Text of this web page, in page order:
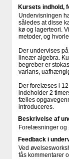
Kursets indhold,
Undervisningen
således at disse
kø og lagerteori.
metoder, og
Der undervises
lineær algebra.
begreber er
varians,
Der forelæses i
indeholder 2
fælles
introduceres.
Beskrivelse af
Forelæsninger og
Feedback i
Ved
fås kommentarer